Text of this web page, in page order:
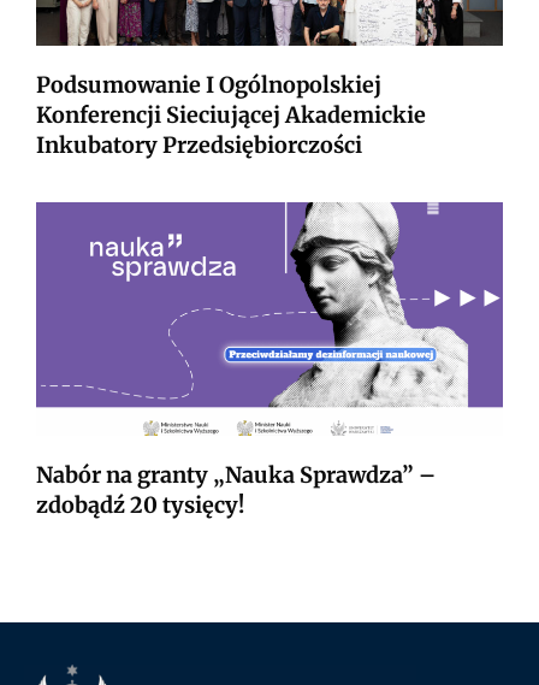
Podsumowanie I Ogólnopolskiej
Konferencji Sieciującej Akademickie
Inkubatory Przedsiębiorczości
Nabór na granty „Nauka Sprawdza” –
zdobądź 20 tysięcy!